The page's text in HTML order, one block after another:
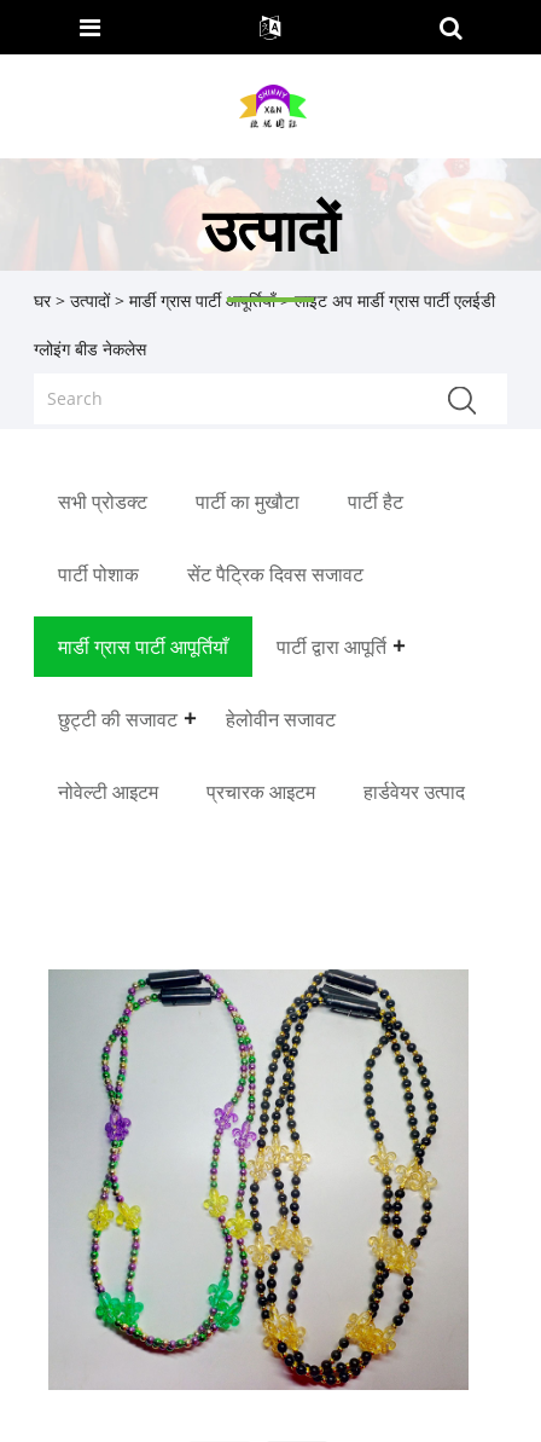
उत्पादों
घर > उत्पादों> मार्डी ग्रास पार्टी आपूर्तियाँ> लाइट अप मार्डी ग्रास पार्टी एलईडी
ग्लोइंग बीड नेकलेस
सभी प्रोडक्ट पार्टी का मुखौटा पार्टी हैट
पार्टी पोशाक सेंट पैट्रिक दिवस सजावट
मार्डी ग्रास पार्टी आपूर्तियाँ पार्टी द्वारा आपूर्ति
छुट्टी की सजावट हेलोवीन सजावट
नोवेल्टी आइटम प्रचारक आइटम हार्डवेयर उत्पाद